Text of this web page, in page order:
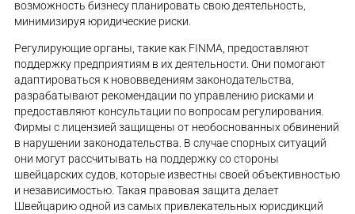
возможность бизнесу планировать свою деятельность,
минимизируя юридические риски.
Регулирующие органы, такие как FINMA, предоставляют
поддержку предприятиям в их деятельности. Они помогают
адаптироваться к нововведениям законодательства,
разрабатывают рекомендации по управлению рисками и
предоставляют консультации по вопросам регулирования.
Фирмы с лицензией защищены от необоснованных обвинений
в нарушении законодательства. В случае спорных ситуаций
они могут рассчитывать на поддержку со стороны
швейцарских судов, которые известны своей объективностью
и независимостью. Такая правовая защита делает
Швейцарию одной из самых привлекательных юрисдикций